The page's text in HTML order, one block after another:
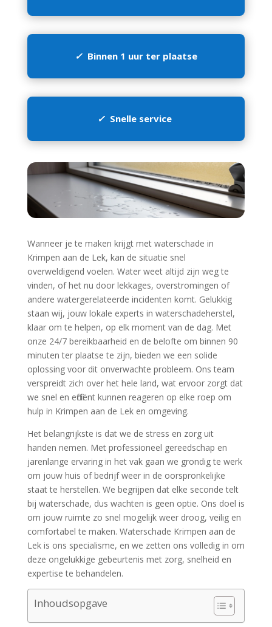
✓Binnen 1 uur ter plaatse
✓ Snelle service
Wanneer je te maken krijgt met waterschade in
Krimpen aan de Lek, kan de situatie snel
overweldigend voelen.​ Water weet altijd zijn weg te
vinden, of het nu door lekkages, overstromingen of
andere watergerelateerde incidenten komt.​ Gelukkig
staan wij, jouw lokale experts in waterschadeherstel,
klaar om te helpen, op elk moment van de dag.​ Met
onze 24/7 bereikbaarheid en de belofte om binnen 90
minuten ter plaatse te zijn, bieden we een solide
oplossing voor dit onverwachte probleem.​ Ons team
verspreidt zich over het hele land, wat ervoor zorgt dat
we snel en efficiënt kunnen reageren op elke roep om
hulp in Krimpen aan de Lek en omgeving.​
Het belangrijkste is dat we de stress en zorg uit
handen nemen.​ Met professioneel gereedschap en
jarenlange ervaring in het vak gaan we grondig te werk
om jouw huis of bedrijf weer in de oorspronkelijke
staat te herstellen.​ We begrijpen dat elke seconde telt
bij waterschade, dus wachten is geen optie.​ Ons doel is
om jouw ruimte zo snel mogelijk weer droog, veilig en
comfortabel te maken.​ Waterschade Krimpen aan de
Lek is ons specialisme, en we zetten ons volledig in om
deze ongelukkige gebeurtenis met zorg, snelheid en
expertise te behandelen.​
Inhoudsopgave